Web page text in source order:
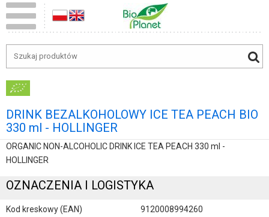
DRINK BEZALKOHOLOWY ICE TEA PEACH BIO
330 ml - HOLLINGER
ORGANIC NON-ALCOHOLIC DRINK ICE TEA PEACH 330 ml -
HOLLINGER
OZNACZENIA I LOGISTYKA
Kod kreskowy (EAN)
9120008994260